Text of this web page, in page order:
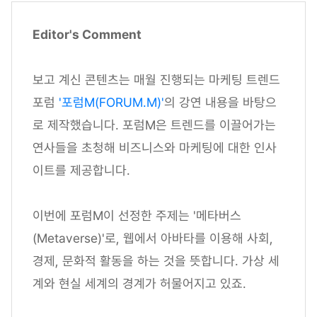
Editor's Comment
보고 계신 콘텐츠는 매월 진행되는 마케팅 트렌드
포럼 '포럼M(FORUM.M)'의 강연 내용을 바탕으
로 제작했습니다. 포럼M은 트렌드를 이끌어가는
연사들을 초청해 비즈니스와 마케팅에 대한 인사
이트를 제공합니다.
이번에 포럼M이 선정한 주제는 '메타버스
(Metaverse)'로, 웹에서 아바타를 이용해 사회,
경제, 문화적 활동을 하는 것을 뜻합니다. 가상 세
계와 현실 세계의 경계가 허물어지고 있죠.